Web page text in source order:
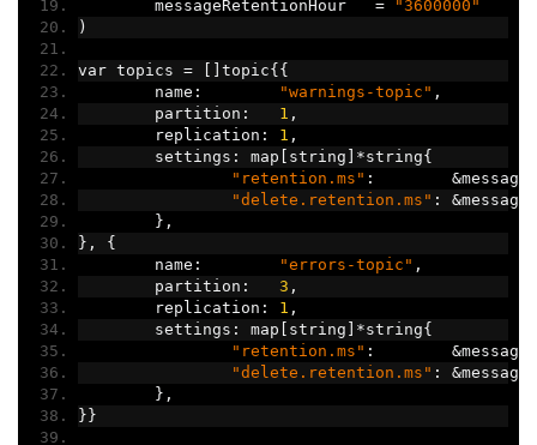
	messageRetentionHour
=
"3600000"
)
var topics = [] topic{{
	name
: "warnings-topic" ,
	partition
: 1 ,
	replication
: 1 ,
	settings
: map [ string ]*string{
"retention.ms" : &
"delete.retention.ms" : &
},
},
{
	name
: "errors-topic" ,
	partition
: 3 ,
	replication
: 1 ,
	settings
: map [ string ]*string{
"retention.ms" : &
"delete.retention.ms" : &
},
}}